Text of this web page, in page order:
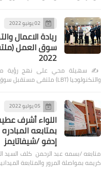
02 يونيو 2022
ريادة الاعمال
سوق العمل
2022
والتكنولوجيا (LBT) ملتقى مستقبل سوق العمل (ملت…
05 يوليو 2022
اللواء أشرف
بمتابعه
إدفو /شيفاتايمز
متابعه /بسمه عبد الرحمن كلف السيد
كريمه بمواصلة المرور والمتابعة